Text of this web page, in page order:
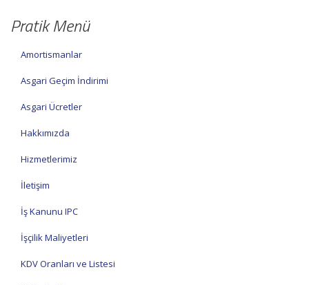
Pratik Menü
Amortismanlar
Asgari Geçim İndirimi
Asgari Ücretler
Hakkımızda
Hizmetlerimiz
İletişim
İş Kanunu IPC
İşçilik Maliyetleri
KDV Oranları ve Listesi